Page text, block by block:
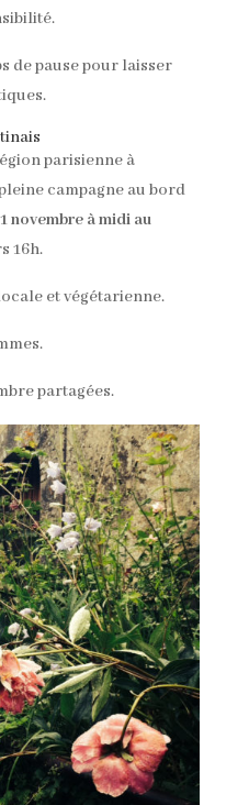
de pause pour laisser
parisienne à
campagne au bord
novembre à midi au
16h.
et végétarienne.
partagées.